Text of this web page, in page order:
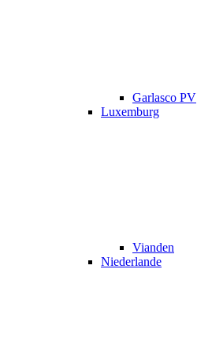
Garlasco PV
Luxemburg
Vianden
Niederlande